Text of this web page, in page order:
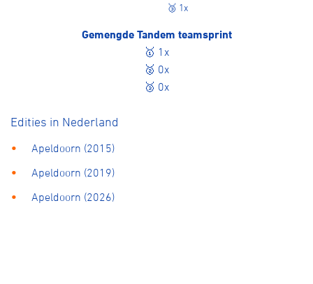
🥉 1x
Gemengde Tandem teamsprint
🥇 1x
🥈 0x
🥉 0x
Edities in Nederland
Apeldoorn (2015)
Apeldoorn (2019)
Apeldoorn (2026)